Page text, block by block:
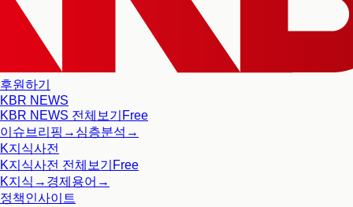
후원하기
KBR NEWS
KBR NEWS 전체보기 Free
이슈브리핑 → 심층분석 →
K지식사전
K지식사전 전체보기 Free
K지식 → 경제용어 →
정책인사이트